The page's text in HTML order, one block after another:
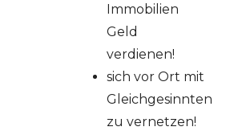
Immobilien
Geld
verdienen!
sich vor Ort mit
Gleichgesinnten
zu vernetzen!